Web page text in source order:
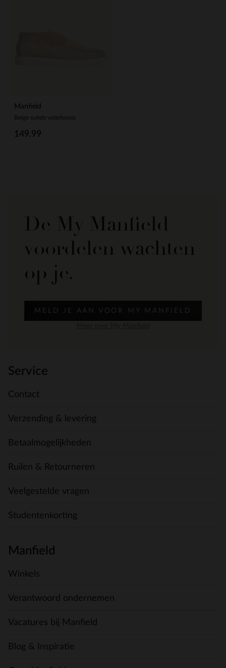
Manfield
Beige suède veterboots
149.99
De My Manfield
voordelen wachten
op je.
MELD JE AAN VOOR MY MANFIELD
Service
Contact
Verzending & levering
Betaalmogelijkheden
Ruilen & Retourneren
Veelgestelde vragen
Studentenkorting
Manfield
Winkels
Verantwoord ondernemen
Vacatures bij Manfield
Blog & Inspiratie